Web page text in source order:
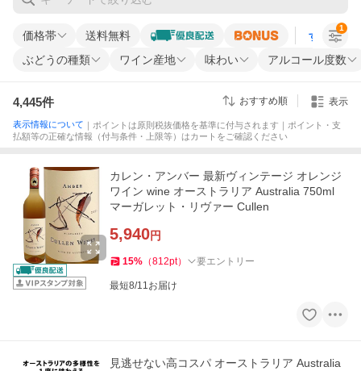
価格帯 送料無料 すべての条
ぶどうの種類 ワイン産地 味わい アルコール度数
1
4,445件 おすすめ順 表示
表示情報について ｜ポイントは原則税抜価格を基準に付与されます｜ポイント・支
払額等の正確な情報（付与条件・上限等）はカートをご確認ください
カレン・アンバー 最新ヴィンテージ オレンジ
ワイン wine オーストラリア Australia 750ml
マーガレット・リヴァー Cullen
5,940円
15% （812pt） 要エントリー
最短8/11お届け
見逃せない高コスパ オーストラリア Australia